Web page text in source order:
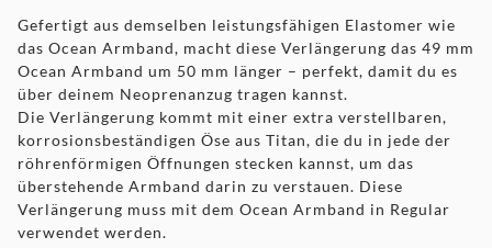
Gefertigt aus demselben leistungs­fähigen Elastomer wie
das Ocean Armband, macht diese Verlängerung das 49 mm
Ocean Armband um 50 mm länger – perfekt, damit du es
über deinem Neopren­anzug tragen kannst.
Die Verlängerung kommt mit einer extra verstellbaren,
korrosions­beständigen Öse aus Titan, die du in jede der
röhren­förmigen Öffnungen stecken kannst, um das
überstehende Armband darin zu verstauen. Diese
Verlängerung muss mit dem Ocean Armband in Regular
verwendet werden.